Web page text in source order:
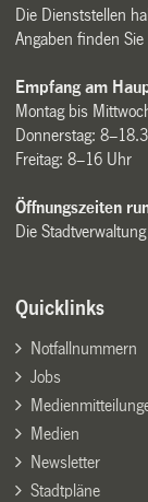
Die Dienststellen
Angaben finden
Empfang am
Montag bis
Donnerstag:
Freitag: 8–16 Uhr
Öffnungszeiten
Die
Quicklinks
Notfallnummern
Jobs
Medien
Newsletter
Stadtpläne